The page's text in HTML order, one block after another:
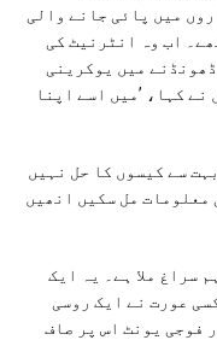
میں پائی جانے والی
اب وہ انٹرنیٹ کی
میں یوکرینی
کہا، ’میں اسے اپنا
سے کیسوں کا حل نہیں
معلومات مل سکیں انھیں
سراغ ملا ہے۔ یہ ایک
عورت نے ایک روسی
فوجی یونٹ اس پر صاف